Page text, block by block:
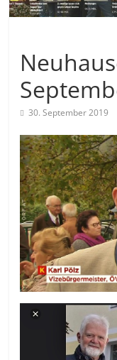
30. September 2019